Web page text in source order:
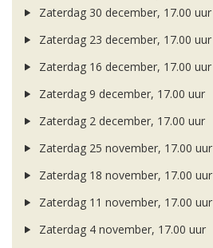
Zaterdag 30 december, 17.00 uur
Zaterdag 23 december, 17.00 uur
Zaterdag 16 december, 17.00 uur
Zaterdag 9 december, 17.00 uur
Zaterdag 2 december, 17.00 uur
Zaterdag 25 november, 17.00 uur
Zaterdag 18 november, 17.00 uur
Zaterdag 11 november, 17.00 uur
Zaterdag 4 november, 17.00 uur